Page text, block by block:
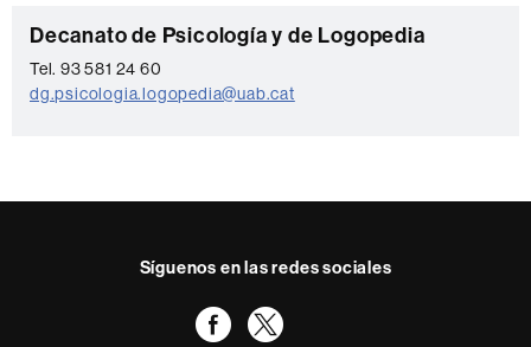
Información
complementaria
C
o
n
c
Decanato de Psicología y de Logopedia
Tel. 93 581 24 60
dg.psicologia.logopedia@uab.cat
Síguenos en las redes sociales
Facebook
Twitter